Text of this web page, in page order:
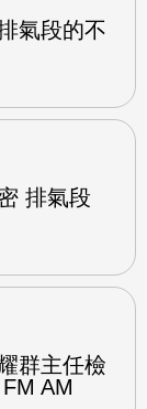
氣段的不
排氣段
群主任檢
AM